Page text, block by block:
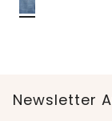
Newsletter